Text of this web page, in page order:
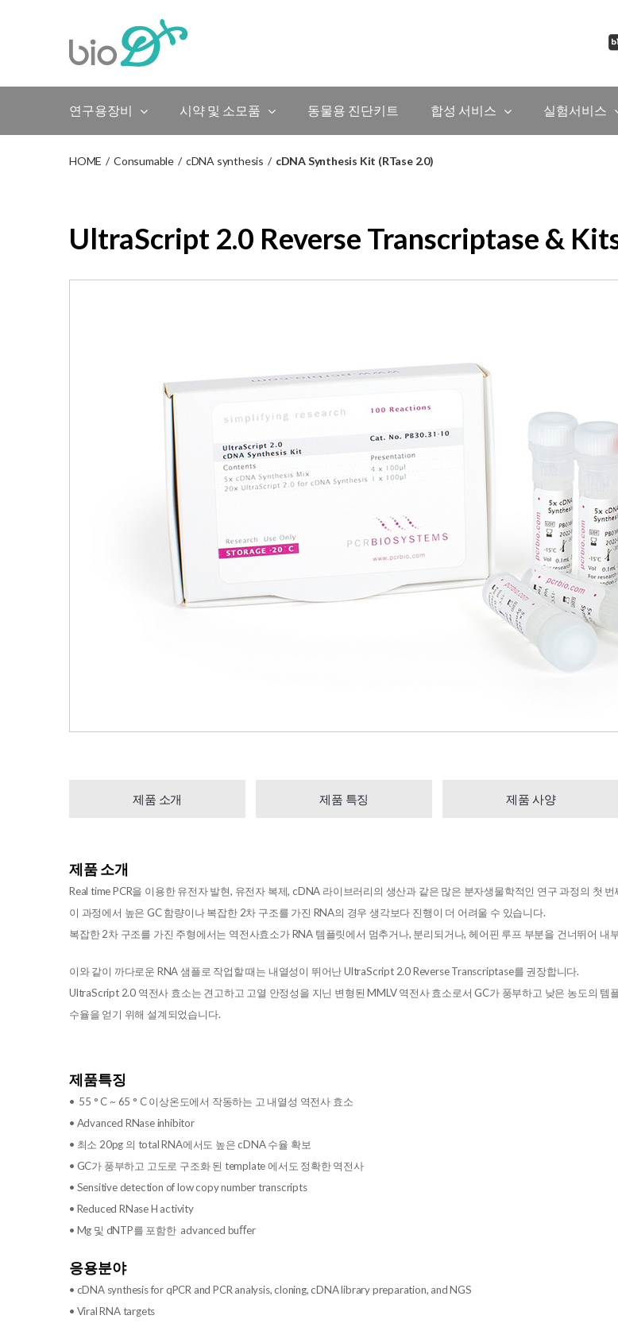
연구용장비 시약 및 소모품 동물용 진단키트 합성 서비스 실험서비스
HOME / Consumable / cDNA synthesis / cDNA Synthesis Kit (RTase 2.0)
UltraScript 2.0 Reverse Transcriptase &
제품 소개 제품 특징 제품 사양
제품 소개
Real time PCR을 이용한 유전자 발현, 유전자 복제, cDNA 라이브러리의 생산과 같은 많은 분자생물학적인 연구 과정의 첫
이 과정에서 높은 GC 함량이나 복잡한 2차 구조를 가진 RNA의 경우 생각보다 진행이 더 어려울 수 있습니다.
복잡한 2차 구조를 가진 주형에서는 역전사효소가 RNA 템플릿에서 멈추거나, 분리되거나, 헤어핀 루프 부분을 건너뛰어 내
이와 같이 까다로운 RNA 샘플로 작업할 때는 내열성이 뛰어난 UltraScript 2.0 Reverse Transcriptase를 권장합니다.
UltraScript 2.0 역전사 효소는 견고하고 고열 안정성을 지닌 변형된 MMLV 역전사 효소로서 GC가 풍부하고 낮은 농도의
수율을 얻기 위해 설계되었습니다.
제품특징
• 55 ° C ~ 65 ° C 이상온도에서 작동하는 고 내열성 역전사 효소
• Advanced RNase inhibitor
• 최소 20pg 의 total RNA에서도 높은 cDNA 수율 확보
• GC가 풍부하고 고도로 구조화 된 template 에서도 정확한 역전사
• Sensitive detection of low copy number transcripts
• Reduced RNase H activity
• Mg 및 dNTP를 포함한 advanced buﬀer
응용분야
• cDNA synthesis for qPCR and PCR analysis, cloning, cDNA library preparation, and NGS
• Viral RNA targets